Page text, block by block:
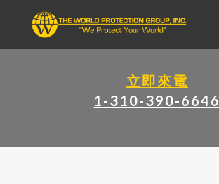
立即來電
1-310-390-6646